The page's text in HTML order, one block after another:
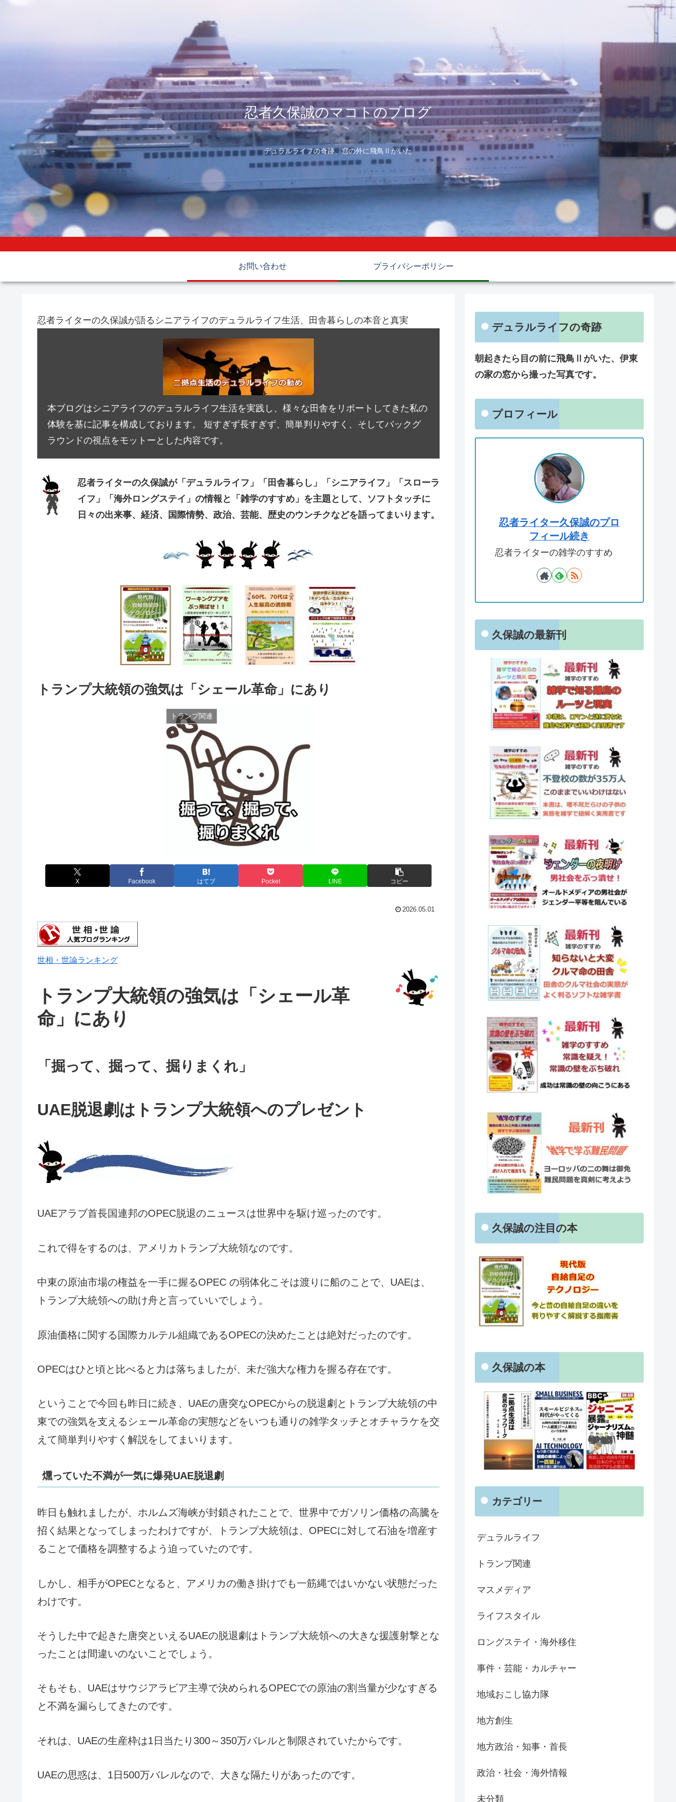
忍者久保誠のマコトのブログ
デュラルライフの奇跡、窓の外に飛鳥Ⅱがいた
お問い合わせ プライバシーポリシー
忍者ライターの久保誠が語るシニアライフのデュラルライフ生活、田舎暮らしの本音と真実
本ブログはシニアライフのデュラルライフ生活を実践し、様々な田舎をリポートしてきた私の
体験を基に記事を構成しております。 短すぎず長すぎず、簡単判りやすく、そしてバックグ
ラウンドの視点をモットーとした内容です。
忍者ライターの久保誠が「デュラルライフ」「田舎暮らし」「シニアライフ」「スローラ
イフ」「海外ロングステイ」の情報と「雑学のすすめ」を主題として、ソフトタッチに
日々の出来事、経済、国際情勢、政治、芸能、歴史のウンチクなどを語ってまいります。
トランプ大統領の強気は「シェール革命」にあり
トランプ関連
X Facebook はてブ Pocket LINE コピー
2026.05.01
世相・世論ランキング
トランプ大統領の強気は「シェール革
命」にあり
「掘って、掘って、掘りまくれ」
UAE脱退劇はトランプ大統領へのプレゼント
UAEアラブ首長国連邦のOPEC脱退のニュースは世界中を駆け巡ったのです。
これで得をするのは、アメリカトランプ大統領なのです。
中東の原油市場の権益を一手に握るOPEC の弱体化こそは渡りに船のことで、UAEは、
トランプ大統領への助け舟と言っていいでしょう。
原油価格に関する国際カルテル組織であるOPECの決めたことは絶対だったのです。
OPECはひと頃と比べると力は落ちましたが、未だ強大な権力を握る存在です。
ということで今回も昨日に続き、UAEの唐突なOPECからの脱退劇とトランプ大統領の中
東での強気を支えるシェール革命の実態などをいつも通りの雑学タッチとオチャラケを交
えて簡単判りやすく解説をしてまいります。
燻っていた不満が一気に爆発UAE脱退劇
昨日も触れましたが、ホルムズ海峡が封鎖されたことで、世界中でガソリン価格の高騰を
招く結果となってしまったわけですが、トランプ大統領は、OPECに対して石油を増産す
ることで価格を調整するよう迫っていたのです。
しかし、相手がOPECとなると、アメリカの働き掛けでも一筋縄ではいかない状態だった
わけです。
そうした中で起きた唐突といえるUAEの脱退劇はトランプ大統領への大きな援護射撃とな
ったことは間違いのないことでしょう。
そもそも、UAEはサウジアラビア主導で決められるOPECでの原油の割当量が少なすぎる
と不満を漏らしてきたのです。
それは、UAEの生産枠は1日当たり300～350万バレルと制限されていたからです。
UAEの思惑は、1日500万バレルなので、大きな隔たりがあったのです。
デュラルライフの奇跡
朝起きたら目の前に飛鳥Ⅱがいた、伊東
の家の窓から撮った写真です。
プロフィール
忍者ライター久保誠のプロ
フィール続き
忍者ライターの雑学のすすめ
久保誠の最新刊
久保誠の注目の本
久保誠の本
カテゴリー
デュラルライフ
トランプ関連
マスメディア
ライフスタイル
ロングステイ・海外移住
事件・芸能・カルチャー
地域おこし協力隊
地方創生
地方政治・知事・首長
政治・社会・海外情報
未分類